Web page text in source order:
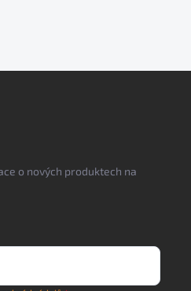
o nových produktech na